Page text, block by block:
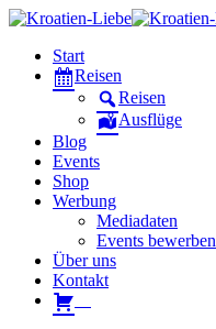
Start
Reisen
Reisen
Ausflüge
Blog
Events
Shop
Werbung
Mediadaten
Events bewerben
Über uns
Kontakt